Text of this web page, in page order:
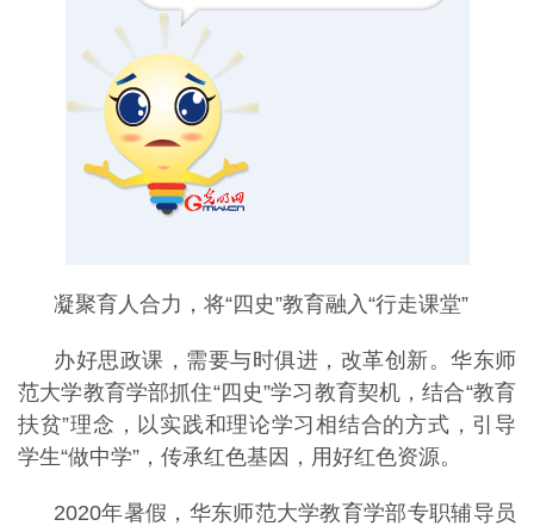
凝聚育人合力，将“四史”教育融入“行走课堂”
办好思政课，需要与时俱进，改革创新。华东师
范大学教育学部抓住“四史”学习教育契机，结合“教育
扶贫”理念，以实践和理论学习相结合的方式，引导
学生“做中学”，传承红色基因，用好红色资源。
2020年暑假，华东师范大学教育学部专职辅导员